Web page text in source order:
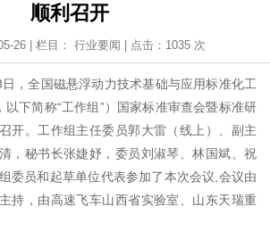
顺利召开
26 | 栏目： 行业要闻 | 点击： 1035 次
，全国磁悬浮动力技术基础与应用标准化工
以下简称“工作组”）国家标准审查会暨标准研
开。工作组主任委员郭大雷（线上）、副主
，秘书长张婕妤，委员刘淑琴、林国斌、祝
委员和起草单位代表参加了本次会议,会议由
持，由高速飞车山西省实验室、山东天瑞重